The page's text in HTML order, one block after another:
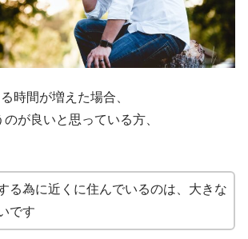
時間が増えた場合、
が良いと思っている方、
る為に近くに住んでいるのは、大きな
です